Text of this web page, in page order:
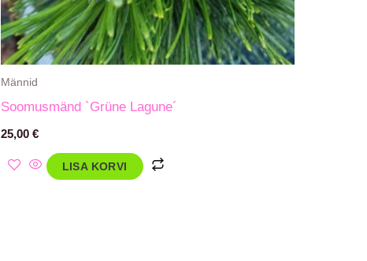
Männid
Soomusmänd `Grüne Lagune´
25,00 €
LISA KORVI